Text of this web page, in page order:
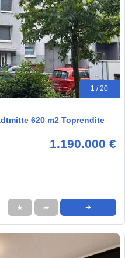
1 / 20
620 m2 Toprendite
1.190.000 €
★ ➦ ➜